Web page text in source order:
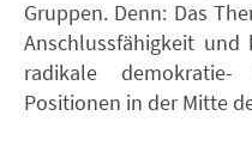
Gruppen. Denn: Das
Anschlussfähigkeit
radikale demokratie-
Positionen in der Mitte